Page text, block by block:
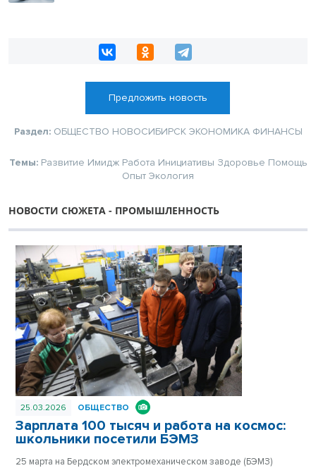
Предложить новость
Раздел: ОБЩЕСТВО НОВОСИБИРСК ЭКОНОМИКА ФИНАНСЫ
Темы: Развитие Имидж Работа Инициативы Здоровье Помощь
Опыт Экология
НОВОСТИ СЮЖЕТА - ПРОМЫШЛЕННОСТЬ
25.03.2026 ОБЩЕСТВО
Зарплата 100 тысяч и работа на космос:
школьники посетили БЭМЗ
25 марта на Бердском электромеханическом заводе (БЭМЗ)